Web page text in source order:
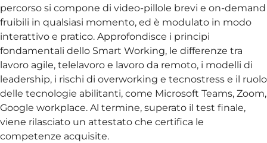
percorso si compone di video-pillole brevi e on-demand
fruibili in qualsiasi momento, ed è modulato in modo
interattivo e pratico. Approfondisce i principi
fondamentali dello Smart Working, le differenze tra
lavoro agile, telelavoro e lavoro da remoto, i modelli di
leadership, i rischi di overworking e tecnostress e il ruolo
delle tecnologie abilitanti, come Microsoft Teams, Zoom,
Google workplace. Al termine, superato il test finale,
viene rilasciato un attestato che certifica le
competenze acquisite.